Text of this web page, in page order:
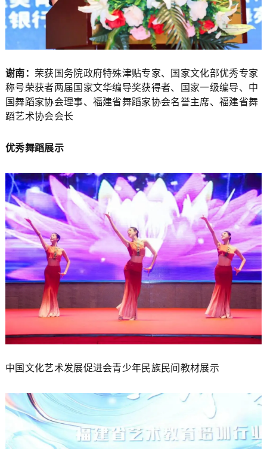
谢南： 荣获国务院政府特殊津贴专家、国家文化部优秀专家
称号荣获者两届国家文华编导奖获得者、国家一级编导、中
国舞蹈家协会理事、福建省舞蹈家协会名誉主席、福建省舞
蹈艺术协会会长
优秀舞蹈展示
中国文化艺术发展促进会青少年民族民间教材展示